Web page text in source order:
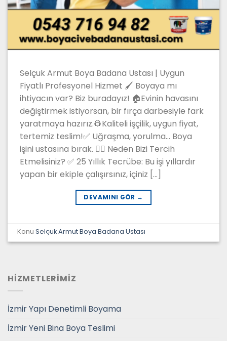
Selçuk Armut Boya Badana Ustası | Uygun
Fiyatlı Profesyonel Hizmet 🖌️ Boyaya mı
ihtiyacın var? Biz buradayız! 🏠Evinin havasını
değiştirmek istiyorsan, bir fırça darbesiyle fark
yaratmaya hazırız.👷Kaliteli işçilik, uygun fiyat,
tertemiz teslim!✅ Uğraşma, yorulma… Boya
işini ustasına bırak. 👷‍♂️ Neden Bizi Tercih
Etmelisiniz? ✅ 25 Yıllık Tecrübe: Bu işi yıllardır
yapan bir ekiple çalışırsınız, içiniz […]
DEVAMINI GÖR →
KonuSelçuk Armut Boya Badana Ustası
HİZMETLERİMİZ
İzmir Yapı Denetimli Boyama
İzmir Yeni Bina Boya Teslimi